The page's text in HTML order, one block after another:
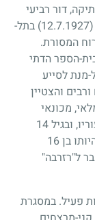
דור רביעי
(12.7.1927)
בתל-
המסורת.
הספר הדתי
מנת לסייע
והצטיין
מכונאי
ובגיל14
בן16
ל"רזרבה"
פעיל. במסגרת